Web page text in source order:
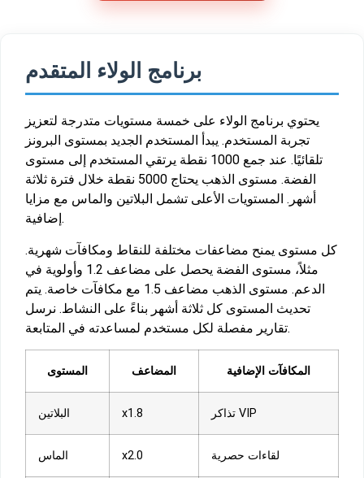
برنامج الولاء المتقدم
يحتوي برنامج الولاء على خمسة مستويات متدرجة لتعزيز
تجربة المستخدم. يبدأ المستخدم الجديد بمستوى البرونز
تلقائيًا. عند جمع 1000 نقطة يرتقي المستخدم إلى مستوى
الفضة. مستوى الذهب يحتاج 5000 نقطة خلال فترة ثلاثة
أشهر. المستويات الأعلى تشمل البلاتين والماس مع مزايا
إضافية.
كل مستوى يمنح مضاعفات مختلفة للنقاط ومكافآت شهرية.
مثلاً، مستوى الفضة يحصل على مضاعف 1.2 وأولوية في
الدعم. مستوى الذهب مضاعف 1.5 مع مكافآت خاصة. يتم
تحديث المستوى كل ثلاثة أشهر بناءً على النشاط. نرسل
تقارير مفصلة لكل مستخدم لمساعدته في المتابعة.
المستوى المضاعف المكافآت الإضافية
البلاتين x1.8 تذاكر VIP
الماس x2.0 لقاءات حصرية